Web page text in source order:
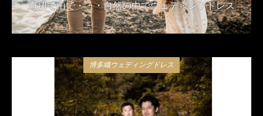
海辺で山で・・・自然の中でウェディングドレス
2020年2月13日
博多織ウェディングドレス